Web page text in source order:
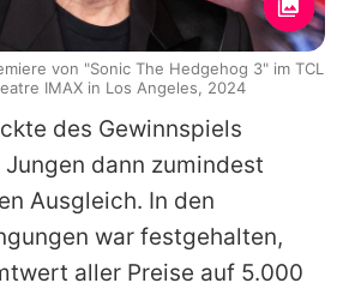
des Gewinnspiels
dann zumindest
Ausgleich. In den
war festgehalten,
aller Preise auf 5.000
von "Sonic The Hedgehog 3" im TCL
IMAX in Los Angeles, 2024